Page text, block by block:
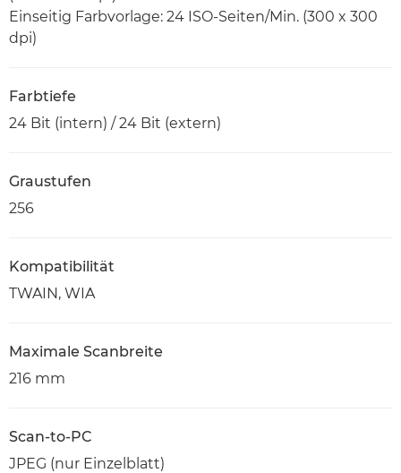
Einseitig Farbvorlage: 24 ISO-Seiten/Min. (300 x 300
dpi)
Farbtiefe
24 Bit (intern) / 24 Bit (extern)
Graustufen
256
Kompatibilität
TWAIN, WIA
Maximale Scanbreite
216 mm
Scan-to-PC
JPEG (nur Einzelblatt)